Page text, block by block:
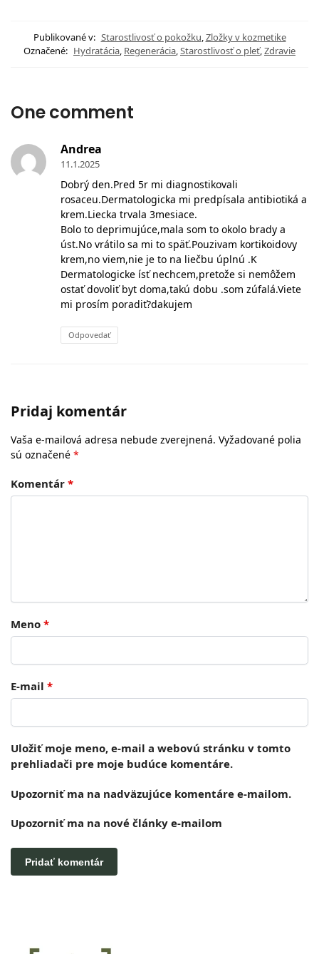
Publikované v: Starostlivosť o pokožku,Zložky v kozmetike
Označené: Hydratácia, Regenerácia,Starostlivosť o pleť,Zdravie
One comment
Andrea
11.1.2025
Dobrý den.Pred 5r mi diagnostikovali
rosaceu.Dermatologicka mi predpísala antibiotiká a
krem.Liecka trvala 3mesiace.
Bolo to deprimujúce,mala som to okolo brady a
úst.No vrátilo sa mi to späť.Pouzivam kortikoidovy
krem,no viem,nie je to na liečbu úplnú .K
Dermatologicke ísť nechcem,pretože si nemôžem
ostať dovoliť byt doma,takú dobu .som zúfalá.Viete
mi prosím poradiť?dakujem
Odpovedať
Pridaj komentár
Vaša e-mailová adresa nebude zverejnená. Vyžadované polia
sú označené *
Komentár *
Meno *
E-mail *
Uložiť moje meno, e-mail a webovú stránku v tomto
prehliadači pre moje budúce komentáre.
Upozorniť ma na nadväzujúce komentáre e-mailom.
Upozorniť ma na nové články e-mailom